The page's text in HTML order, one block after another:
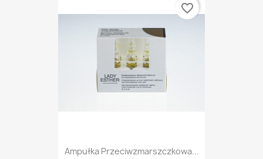
Ampułka Przeciwzmarszczkowa...
favorite_border